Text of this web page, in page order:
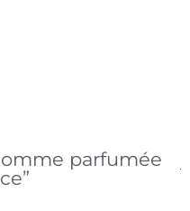
parfumée